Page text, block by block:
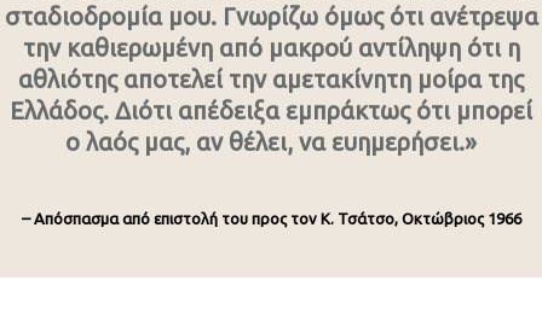
σταδιοδρομία μου. Γνωρίζω όμως ότι ανέτρεψα
την καθιερωμένη από μακρού αντίληψη ότι η
αθλιότης αποτελεί την αμετακίνητη μοίρα της
Ελλάδος. Διότι απέδειξα εμπράκτως ότι μπορεί
ο λαός μας, αν θέλει, να ευημερήσει.»
– Απόσπασμα από επιστολή του προς τον Κ. Τσάτσο, Οκτώβριος 1966